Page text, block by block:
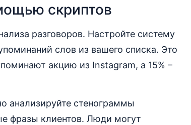
скриптов
разговоров. Настройте систему
слов из вашего списка. Это
акцию из Instagram, а 15% –
анализируйте стенограммы
фразы клиентов. Люди могут